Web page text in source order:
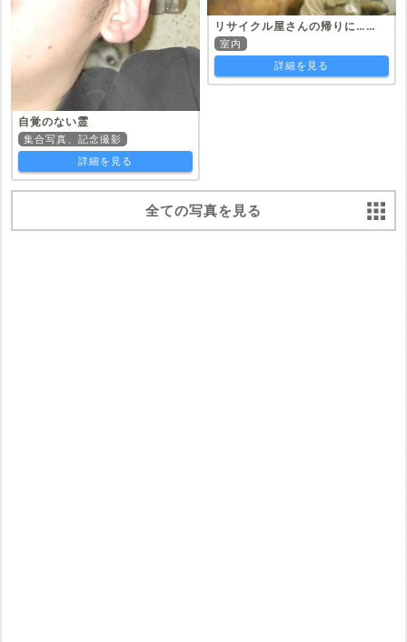
自覚のない霊
集合写真、記念撮影
詳細を見る
リサイクル屋さんの帰りに……
室内
詳細を見る
全ての写真を見る